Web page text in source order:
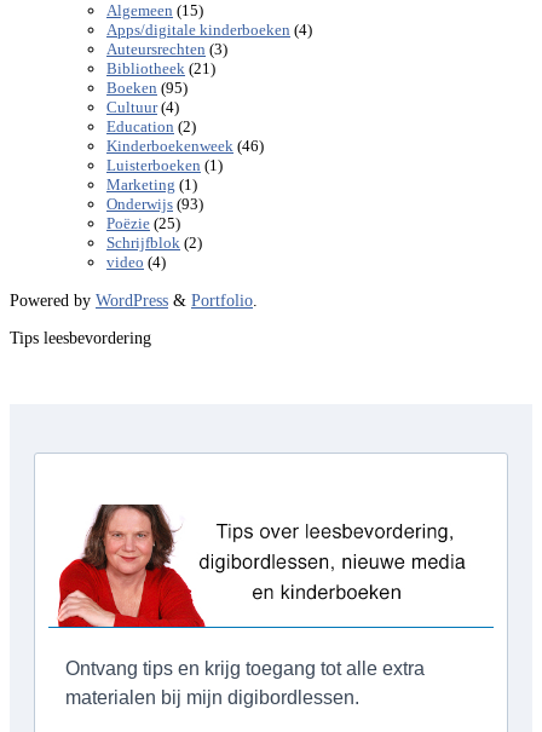
Algemeen (15)
Apps/digitale kinderboeken (4)
Auteursrechten (3)
Bibliotheek (21)
Boeken (95)
Cultuur(4)
Education (2)
Kinderboekenweek (46)
Luisterboeken (1)
Marketing (1)
Onderwijs (93)
Poëzie (25)
Schrijfblok (2)
video (4)
Powered by WordPress & Portfolio
Tips leesbevordering